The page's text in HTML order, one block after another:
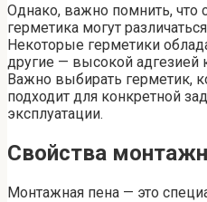
Однако, важно помнить, что
герметика могут
Некоторые герметики
другие — высокой адгезией
Важно выбирать герметик,
подходит для конкретной
эксплуатации.
Свойства
Монтажная пена — это